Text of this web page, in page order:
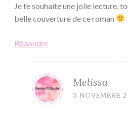
Je te souhaite une jolie lecture,
belle couverture de ce roman
Répondre
Melissa
3 NOVEMBRE